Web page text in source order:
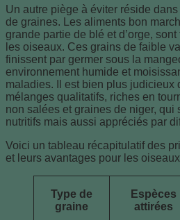
Un autre piège à éviter réside
de graines. Les aliments bon
grande partie de blé et d’orge,
les oiseaux. Ces grains de faible
finissent par germer sous la
environnement humide et
maladies. Il est bien plus judicieux
mélanges qualitatifs, riches en
non salées et graines de niger, qui
nutritifs mais aussi appréciés par
Voici un tableau récapitulatif des
et leurs avantages pour les
Type de
graine
Espèces
attirées